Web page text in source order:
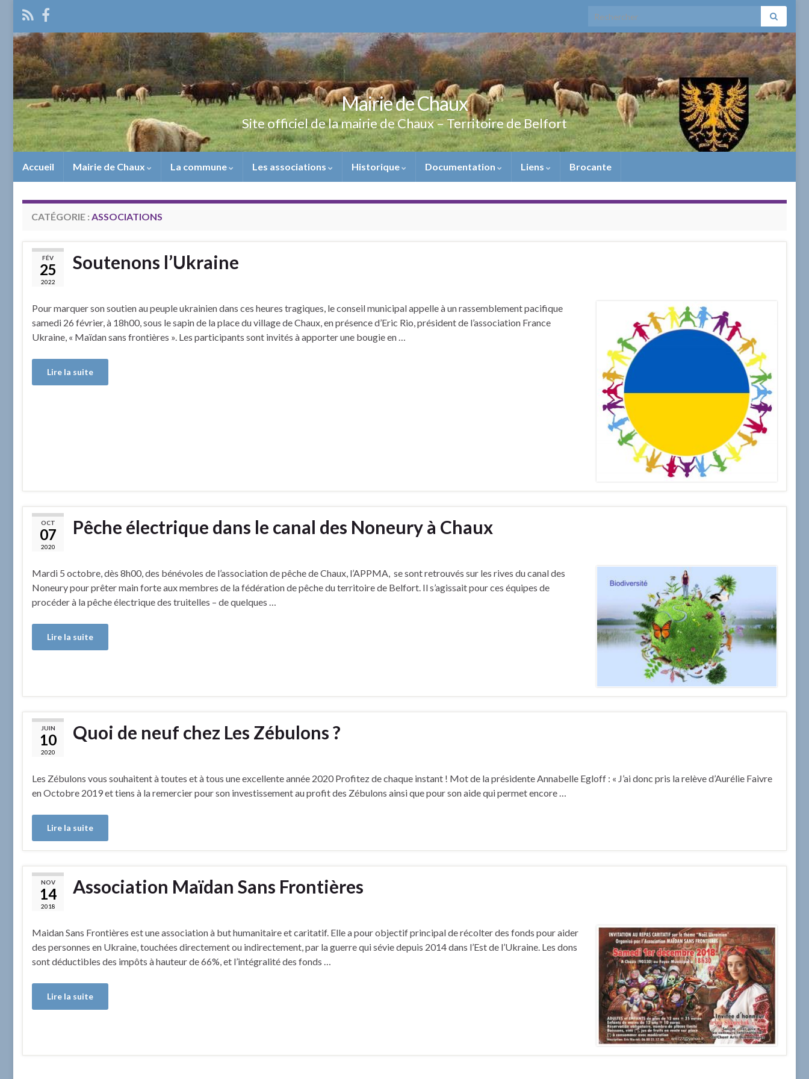
Search for:
Mairie de Chaux
Site officiel de la mairie de Chaux – Territoire de Belfort
Accueil Mairie de Chaux La commune Les associations Historique Documentation Liens Brocante
CATÉGORIE : ASSOCIATIONS
FÉV
25
2022
Soutenons l’Ukraine
Pour marquer son soutien au peuple ukrainien dans ces heures tragiques, le conseil municipal appelle à un rassemblement pacifique
samedi 26 février, à 18h00, sous le sapin de la place du village de Chaux, en présence d’Eric Rio, président de l’association France
Ukraine, « Maïdan sans frontières ». Les participants sont invités à apporter une bougie en …
Lire la suite
OCT
07
2020
Pêche électrique dans le canal des Noneury à Chaux
Mardi 5 octobre, dès 8h00, des bénévoles de l’association de pêche de Chaux, l’APPMA, se sont retrouvés sur les rives du canal des
Noneury pour prêter main forte aux membres de la fédération de pêche du territoire de Belfort. Il s’agissait pour ces équipes de
procéder à la pêche électrique des truitelles – de quelques …
Lire la suite
JUIN
10
2020
Quoi de neuf chez Les Zébulons ?
Les Zébulons vous souhaitent à toutes et à tous une excellente année 2020 Profitez de chaque instant ! Mot de la présidente Annabelle Egloff : « J’ai donc pris la relève d’Aurélie Faivre
en Octobre 2019 et tiens à la remercier pour son investissement au profit des Zébulons ainsi que pour son aide qui permet encore …
Lire la suite
NOV
14
2018
Association Maïdan Sans Frontières
Maidan Sans Frontières est une association à but humanitaire et caritatif. Elle a pour objectif principal de récolter des fonds pour aider
des personnes en Ukraine, touchées directement ou indirectement, par la guerre qui sévie depuis 2014 dans l’Est de l’Ukraine. Les dons
sont déductibles des impôts à hauteur de 66%, et l’intégralité des fonds …
Lire la suite